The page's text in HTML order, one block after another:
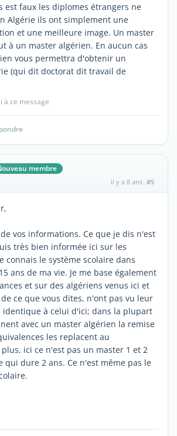
est faux les diplomes étrangers ne
Algérie ils ont simplement une
et une meilleure image. Un master
à un master algérien. En aucun cas
vous permettra d'obtenir un
(qui dit doctorat dit travail de
à ce message
membre
il y a 8 ans #5
vos informations. Ce que je dis n'est
très bien informée ici sur les
connais le système scolaire dans
ans de ma vie. Je me base également
et sur des algériens venus ici et
ce que vous dites, n'ont pas vu leur
identique à celui d'ici; dans la plupart
avec un master algérien la remise
les replacent au
ici ce n'est pas un master 1 et 2
qui dure 2 ans. Ce n'est même pas le